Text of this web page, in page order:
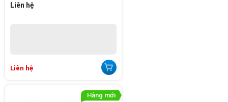
Liên hệ
Liên hệ